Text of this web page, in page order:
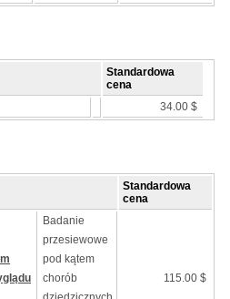
Standardowa
cena
34.00 $
Standardowa
cena
Badanie
przesiewowe
pod kątem
chorób
115.00 $